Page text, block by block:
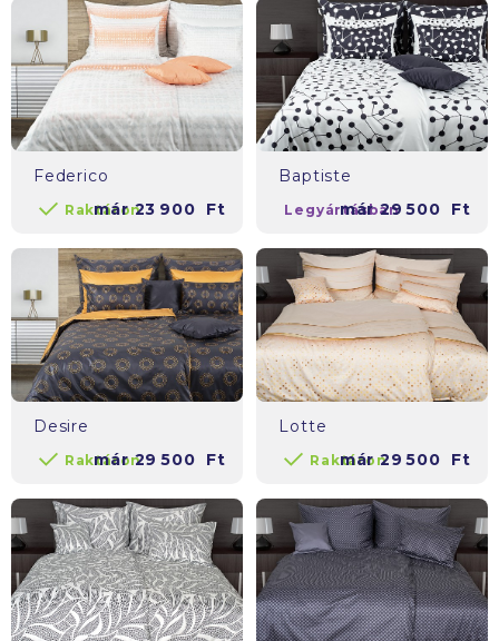
Federico
Raktáron
már23 900 Ft
Baptiste
Legyártásban
már29 500 Ft
Desire
Raktáron
már29 500 Ft
Lotte
Raktáron
már29 500 Ft